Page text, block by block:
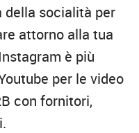
della socialità per
attorno alla tua
è più
per le video
con fornitori,